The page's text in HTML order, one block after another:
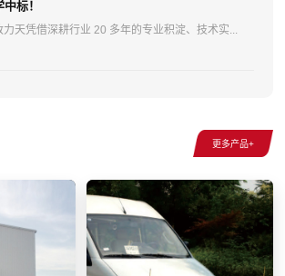
标！
力天凭借深耕行业 20 多年的专业积淀、技术实...